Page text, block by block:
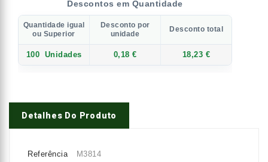
Descontos em Quantidade
Quantidade igual
ou Superior
Desconto por
unidade
Desconto total
100 Unidades 0,18 € 18,23 €
Detalhes Do Produto
Referência M3814